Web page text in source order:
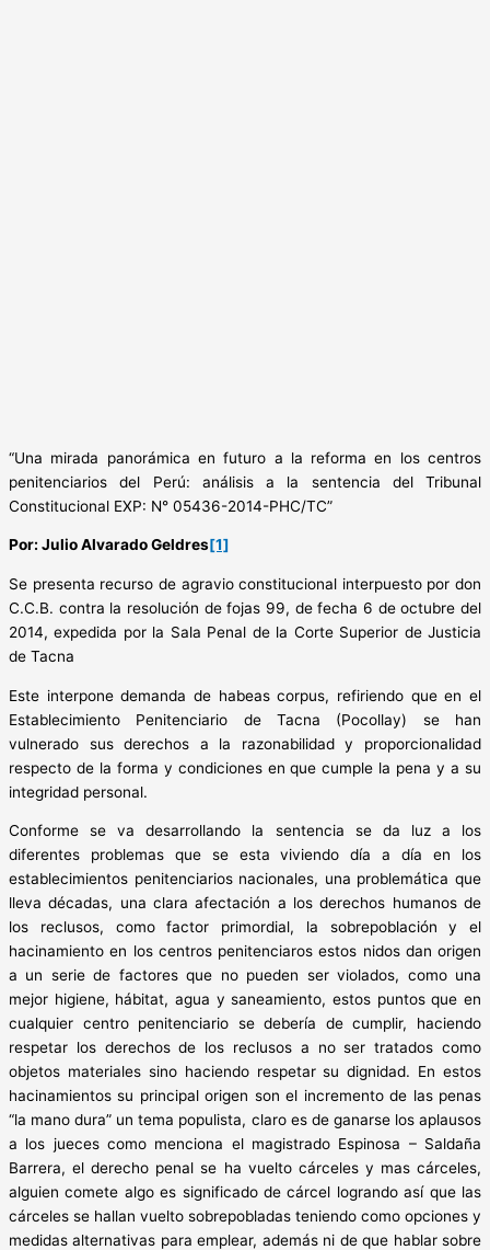
“Una mirada panorámica en futuro a la reforma en los centros
penitenciarios del Perú: análisis a la sentencia del Tribunal
Constitucional EXP: N° 05436-2014-PHC/TC”
Por: Julio Alvarado Geldres[1]
Se presenta recurso de agravio constitucional interpuesto por don
C.C.B. contra la resolución de fojas 99, de fecha 6 de octubre del
2014, expedida por la Sala Penal de la Corte Superior de Justicia
de Tacna
Este interpone demanda de habeas corpus, refiriendo que en el
Establecimiento Penitenciario de Tacna (Pocollay) se han
vulnerado sus derechos a la razonabilidad y proporcionalidad
respecto de la forma y condiciones en que cumple la pena y a su
integridad personal.
Conforme se va desarrollando la sentencia se da luz a los
diferentes problemas que se esta viviendo día a día en los
establecimientos penitenciarios nacionales, una problemática que
lleva décadas, una clara afectación a los derechos humanos de
los reclusos, como factor primordial, la sobrepoblación y el
hacinamiento en los centros penitenciaros estos nidos dan origen
a un serie de factores que no pueden ser violados, como una
mejor higiene, hábitat, agua y saneamiento, estos puntos que en
cualquier centro penitenciario se debería de cumplir, haciendo
respetar los derechos de los reclusos a no ser tratados como
objetos materiales sino haciendo respetar su dignidad. En estos
hacinamientos su principal origen son el incremento de las penas
“la mano dura” un tema populista, claro es de ganarse los aplausos
a los jueces como menciona el magistrado Espinosa – Saldaña
Barrera, el derecho penal se ha vuelto cárceles y mas cárceles,
alguien comete algo es significado de cárcel logrando así que las
cárceles se hallan vuelto sobrepobladas teniendo como opciones y
medidas alternativas para emplear, además ni de que hablar sobre